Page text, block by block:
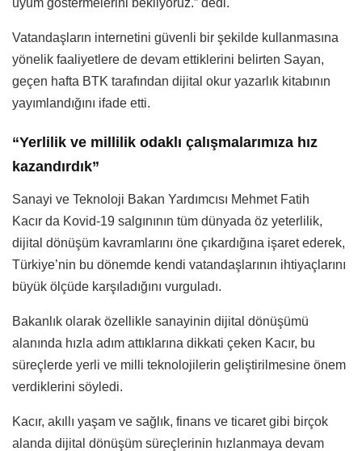
Vatandaşların internetini güvenli bir şekilde kullanmasına
yönelik faaliyetlere de devam ettiklerini belirten Sayan,
geçen hafta BTK tarafından dijital okur yazarlık kitabının
yayımlandığını ifade etti.
“Yerlilik ve millilik odaklı çalışmalarımıza hız
kazandırdık”
Sanayi ve Teknoloji Bakan Yardımcısı Mehmet Fatih
Kacır da Kovid-19 salgınının tüm dünyada öz yeterlilik,
dijital dönüşüm kavramlarını öne çıkardığına işaret ederek,
Türkiye’nin bu dönemde kendi vatandaşlarının ihtiyaçlarını
büyük ölçüde karşıladığını vurguladı.
Bakanlık olarak özellikle sanayinin dijital dönüşümü
alanında hızla adım attıklarına dikkati çeken Kacır, bu
süreçlerde yerli ve milli teknolojilerin geliştirilmesine önem
verdiklerini söyledi.
Kacır, akıllı yaşam ve sağlık, finans ve ticaret gibi birçok
alanda dijital dönüşüm süreçlerinin hızlanmaya devam